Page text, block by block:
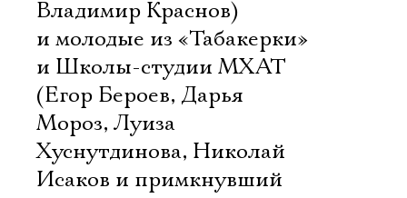
Владимир Краснов)
и молодые из «Табакерки»
и Школы-студии МХАТ
(Егор Бероев, Дарья
Мороз, Луиза
Хуснутдинова, Николай
Исаков и примкнувший